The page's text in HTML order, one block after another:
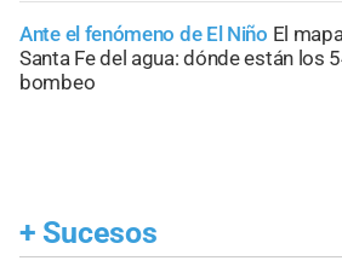
Ante el fenómeno de El Niño El
Santa Fe del agua: dónde están los
bombeo
+ Sucesos